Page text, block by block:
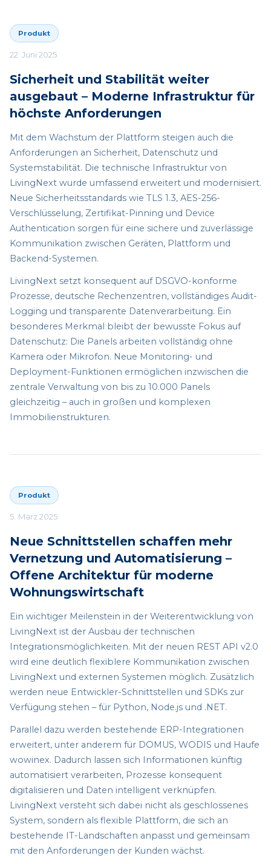
Produkt
22. Juni 2025
Sicherheit und Stabilität weiter
ausgebaut – Moderne Infrastruktur für
höchste Anforderungen
Mit dem Wachstum der Plattform steigen auch die
Anforderungen an Sicherheit, Datenschutz und
Systemstabilität. Die technische Infrastruktur von
LivingNext wurde umfassend erweitert und modernisiert.
Neue Sicherheitsstandards wie TLS 1.3, AES-256-
Verschlüsselung, Zertifikat-Pinning und Device
Authentication sorgen für eine sichere und zuverlässige
Kommunikation zwischen Geräten, Plattform und
Backend-Systemen.
LivingNext setzt konsequent auf DSGVO-konforme
Prozesse, deutsche Rechenzentren, vollständiges Audit-
Logging und transparente Datenverarbeitung. Ein
besonderes Merkmal bleibt der bewusste Fokus auf
Datenschutz: Die Panels arbeiten vollständig ohne
Kamera oder Mikrofon. Neue Monitoring- und
Deployment-Funktionen ermöglichen inzwischen die
zentrale Verwaltung von bis zu 10.000 Panels
gleichzeitig – auch in großen und komplexen
Immobilienstrukturen.
Produkt
5. März 2025
Neue Schnittstellen schaffen mehr
Vernetzung und Automatisierung –
Offene Architektur für moderne
Wohnungswirtschaft
Ein wichtiger Meilenstein in der Weiterentwicklung von
LivingNext ist der Ausbau der technischen
Integrationsmöglichkeiten. Mit der neuen REST API v2.0
wird eine deutlich flexiblere Kommunikation zwischen
LivingNext und externen Systemen möglich. Zusätzlich
werden neue Entwickler-Schnittstellen und SDKs zur
Verfügung stehen – für Python, Node.js und .NET.
Parallel dazu werden bestehende ERP-Integrationen
erweitert, unter anderem für DOMUS, WODIS und Haufe
wowinex. Dadurch lassen sich Informationen künftig
automatisiert verarbeiten, Prozesse konsequent
digitalisieren und Daten intelligent verknüpfen.
LivingNext versteht sich dabei nicht als geschlossenes
System, sondern als flexible Plattform, die sich an
bestehende IT-Landschaften anpasst und gemeinsam
mit den Anforderungen der Kunden wächst.